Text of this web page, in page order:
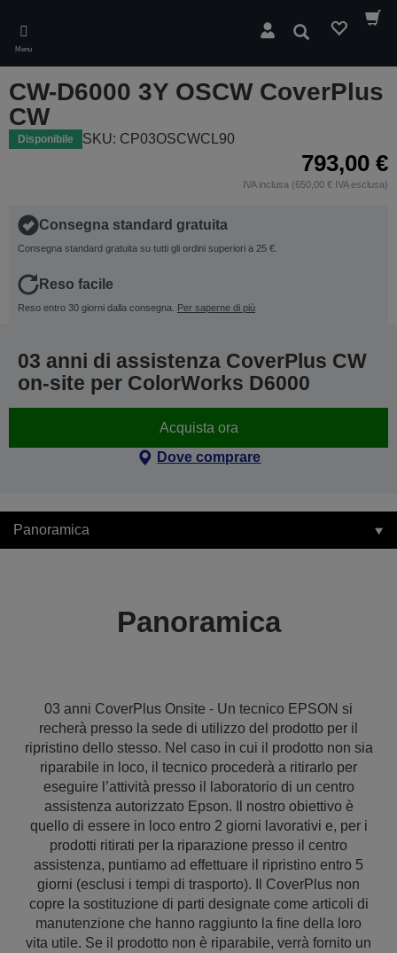
main
content
Menu
Cerca
CW-D6000 3Y OSCW CoverPlus
CW
Disponibile SKU: CP03OSCWCL90
793,00 €
IVA inclusa (650,00 € IVA esclusa)
Consegna standard gratuita
Consegna standard gratuita su tutti gli ordini superiori a 25 €.
Reso facile
Reso entro 30 giorni dalla consegna. Per saperne di più
03 anni di assistenza CoverPlus CW
on-site per ColorWorks D6000
Acquista ora
Dove comprare
Panoramica
Panoramica
03 anni CoverPlus Onsite - Un tecnico EPSON si
recherà presso la sede di utilizzo del prodotto per il
ripristino dello stesso. Nel caso in cui il prodotto non sia
riparabile in loco, il tecnico procederà a ritirarlo per
eseguire l’attività presso il laboratorio di un centro
assistenza autorizzato Epson. Il nostro obiettivo è
quello di essere in loco entro 2 giorni lavorativi e, per i
prodotti ritirati per la riparazione presso il centro
assistenza, puntiamo ad effettuare il ripristino entro 5
giorni (esclusi i tempi di trasporto). Il CoverPlus non
copre la sostituzione di parti designate come articoli di
manutenzione che hanno raggiunto la fine della loro
vita utile. Se il prodotto non è riparabile, verrà fornito un